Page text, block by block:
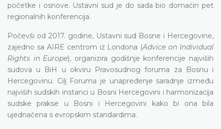
početke i osnove. Ustavni sud je do sada bio domaćin pet
regionalnih konferencija.
Počevši od 2017. godine, Ustavni sud Bosne i Hercegovine,
zajedno sa AIRE centrom iz Londona (Advice on Individual
Rights in Europe), organizira godišnje konferencije najviših
sudova u BiH u okviru Pravosudnog foruma za Bosnu i
Hercegovinu. Cilj Foruma je unapređenje saradnje između
najviših sudskih instanci u Bosni Hercegovini i harmonizacija
sudske prakse u Bosni i Hercegovini kako bi ona bila
ujednačena s evropskim standardima.